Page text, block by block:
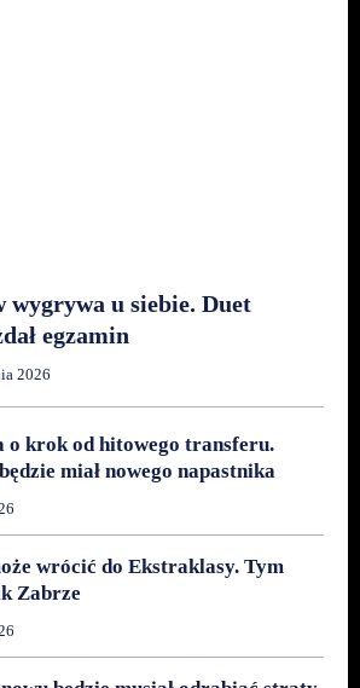
wygrywa u siebie. Duet
egzamin
2026
o krok od hitowego transferu.
miał nowego napastnika
wrócić do Ekstraklasy. Tym
Zabrze